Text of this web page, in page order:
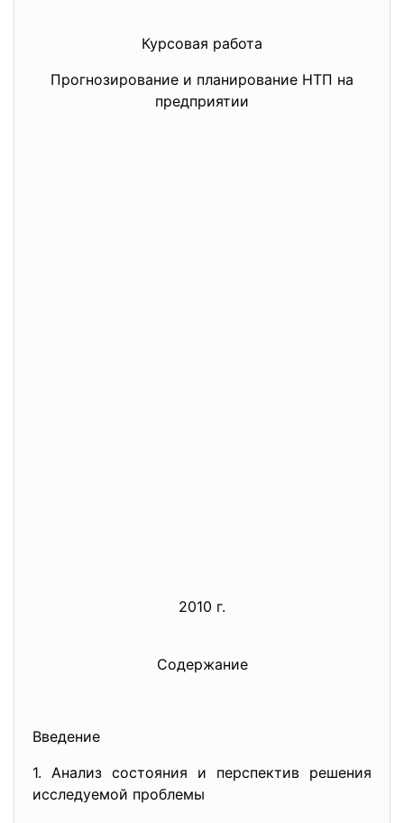
Курсовая работа
Прогнозирование и планирование НТП на
предприятии
2010 г.
Содержание
Введение
1. Анализ состояния и перспектив решения
исследуемой проблемы